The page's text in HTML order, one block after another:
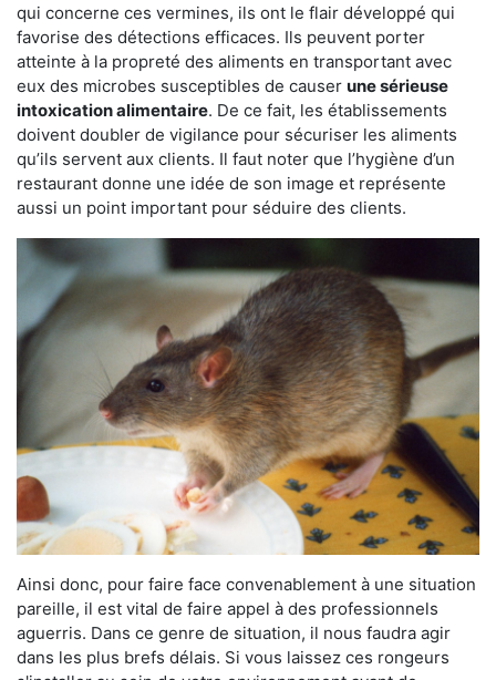
qui concerne ces vermines, ils ont le flair développé qui
favorise des détections efficaces. Ils peuvent porter
atteinte à la propreté des aliments en transportant avec
eux des microbes susceptibles de causer une sérieuse
intoxication alimentaire. De ce fait, les établissements
doivent doubler de vigilance pour sécuriser les aliments
qu’ils servent aux clients. Il faut noter que l’hygiène d’un
restaurant donne une idée de son image et représente
aussi un point important pour séduire des clients.
Ainsi donc, pour faire face convenablement à une situation
pareille, il est vital de faire appel à des professionnels
aguerris. Dans ce genre de situation, il nous faudra agir
dans les plus brefs délais. Si vous laissez ces rongeurs